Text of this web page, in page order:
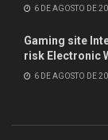
6 DE AGOSTO DE
Gaming site
risk Electronic
6 DE AGOSTO DE